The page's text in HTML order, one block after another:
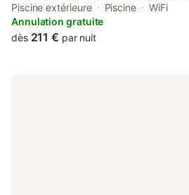
and free private parking. The property
set 32 km from Amiens Train Station.
Piscine extérieure Piscine
WiFi
Annulation gratuite
dès 211 € par nuit